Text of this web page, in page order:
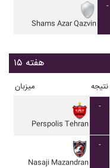
Shams Azar Qazvin
-
هفته ۱۵
میزبان نتیجه
Perspolis Tehran
-
Nasaji Mazandran
-